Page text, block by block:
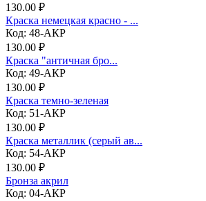
130.00 ₽
Краска немецкая красно - ...
Код: 48-АКР
130.00 ₽
Краска "античная бро...
Код: 49-АКР
130.00 ₽
Краска темно-зеленая
Код: 51-АКР
130.00 ₽
Краска металлик (серый ав...
Код: 54-АКР
130.00 ₽
Бронза акрил
Код: 04-АКР